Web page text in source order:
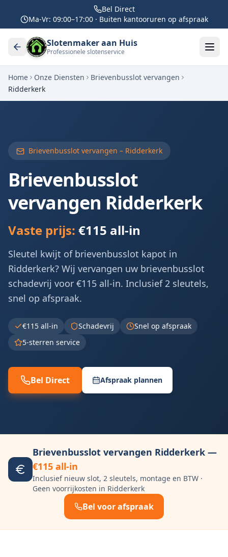
Bel Direct
Ma-Vr: 09:00–17:00 · Buiten kantooruren op afspraak
Slotenmaker aan Huis
Professionele slotenservice
Home Onze Diensten
Brievenbusslot vervangen
Ridderkerk
Brievenbusslot vervangen – Ridderkerk
Brievenbusslot
vervangen Ridderkerk
Vaste prijs: €115 all-in
Sleutel kwijt of brievenbusslot kapot in
Ridderkerk? Wij vervangen uw brievenbusslot
schadevrij voor €115 all-in. Inclusief 2 sleutels,
snel op afspraak.
€115 all-in Schadevrij
Snel op afspraak
5-sterren service
Bel Direct Afspraak plannen
Brievenbusslot vervangen Ridderkerk —
€115 all-in
Inclusief nieuw slot, 2 sleutels, montage en BTW ·
Geen voorrijkosten in Ridderkerk
Bel voor afspraak